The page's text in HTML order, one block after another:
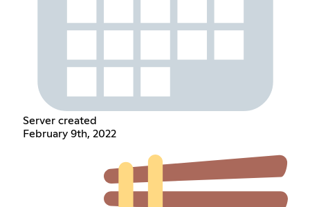
Server created
February 9th, 2022